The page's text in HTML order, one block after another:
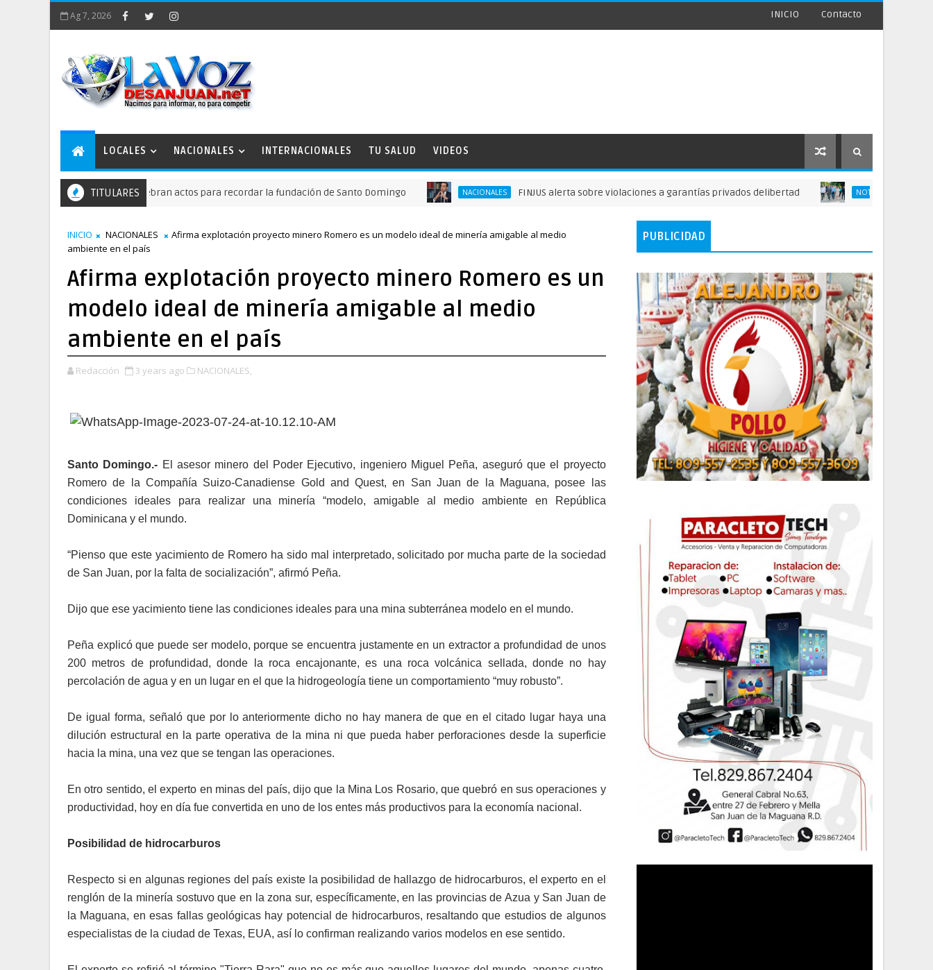
Ag 7, 2026 INICIO Contacto
LOCALES NACIONALES INTERNACIONALES TU SALUD VIDEOS
TITULARES
NACIONALES Celebran actos para recordar la fundación de Santo Domingo NACIONALES FINJUS alerta sobre violaciones a garantías privados delibertad NOTICIAS DE SAN JUAN
INICIO NACIONALES
Afirma explotación proyecto minero Romero es un modelo ideal de minería amigable al medio
ambiente en el país
Afirma explotación proyecto minero Romero es un
modelo ideal de minería amigable al medio
ambiente en el país
Redacción 3 years ago NACIONALES,
Santo Domingo.- El asesor minero del Poder Ejecutivo, ingeniero Miguel Peña, aseguró que el proyecto
Romero de la Compañía Suizo-Canadiense Gold and Quest, en San Juan de la Maguana, posee las
condiciones ideales para realizar una minería “modelo, amigable al medio ambiente en República
Dominicana y el mundo.
“Pienso que este yacimiento de Romero ha sido mal interpretado, solicitado por mucha parte de la sociedad
de San Juan, por la falta de socialización”, afirmó Peña.
Dijo que ese yacimiento tiene las condiciones ideales para una mina subterránea modelo en el mundo.
Peña explicó que puede ser modelo, porque se encuentra justamente en un extractor a profundidad de unos
200 metros de profundidad, donde la roca encajonante, es una roca volcánica sellada, donde no hay
percolación de agua y en un lugar en el que la hidrogeología tiene un comportamiento “muy robusto”.
De igual forma, señaló que por lo anteriormente dicho no hay manera de que en el citado lugar haya una
dilución estructural en la parte operativa de la mina ni que pueda haber perforaciones desde la superficie
hacia la mina, una vez que se tengan las operaciones.
En otro sentido, el experto en minas del país, dijo que la Mina Los Rosario, que quebró en sus operaciones y
productividad, hoy en día fue convertida en uno de los entes más productivos para la economía nacional.
Posibilidad de hidrocarburos
Respecto si en algunas regiones del país existe la posibilidad de hallazgo de hidrocarburos, el experto en el
renglón de la minería sostuvo que en la zona sur, específicamente, en las provincias de Azua y San Juan de
la Maguana, en esas fallas geológicas hay potencial de hidrocarburos, resaltando que estudios de algunos
especialistas de la ciudad de Texas, EUA, así lo confirman realizando varios modelos en ese sentido.
PUBLICIDAD